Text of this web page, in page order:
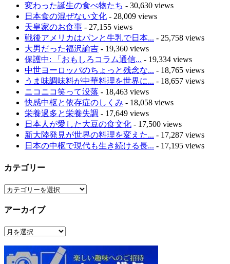
変わった誕生の食べ物たち - 30,630 views
日本食の混ぜない文化 - 28,009 views
天皇家のお食事 - 27,155 views
戦後アメリカはパンと牛乳で日本... - 25,758 views
大男だった福沢諭吉 - 19,360 views
保護中: 「おもしろコラム通信... - 19,334 views
中世ヨーロッパのちょっと残念な... - 18,765 views
うま味調味料が中華料理を世界に... - 18,657 views
ニコニコ笑って没落 - 18,463 views
快感中枢と依存症のしくみ - 18,058 views
栄養過多と栄養失調 - 17,649 views
日本人が愛した大豆の食文化 - 17,500 views
新大陸発見が世界の料理を変えた... - 17,287 views
日本の中枢で現代も生き続ける長... - 17,195 views
カテゴリー
カ
ゴ
ー
アーカイブ
ア
カ